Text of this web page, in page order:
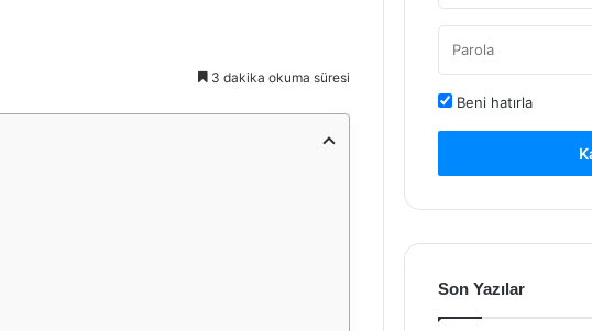
3 dakika okuma süresi
Beni hatırla
Son Yazılar